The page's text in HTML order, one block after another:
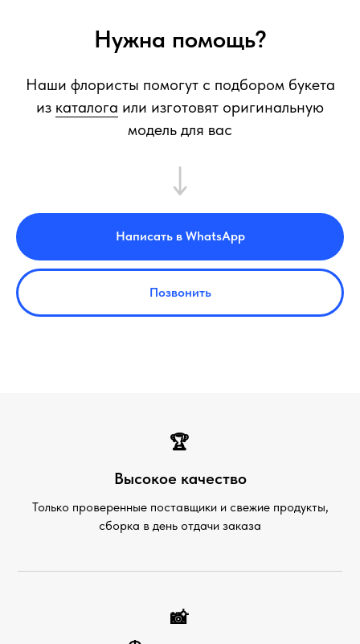
Нужна помощь?
Наши флористы помогут с подбором букета
из каталога или изготовят оригинальную
модель для вас
Написать в WhatsApp
Позвонить
🏆
Высокое качество
Только проверенные поставщики и свежие продукты,
сборка в день отдачи заказа
📸